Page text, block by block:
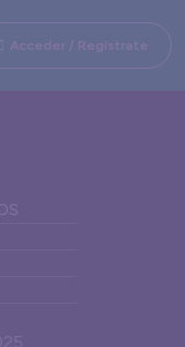
Acceder / Regístrate